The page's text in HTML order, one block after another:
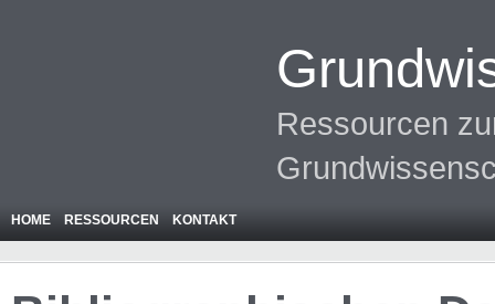
Ressourcen
HOME RESSOURCEN KONTAKT